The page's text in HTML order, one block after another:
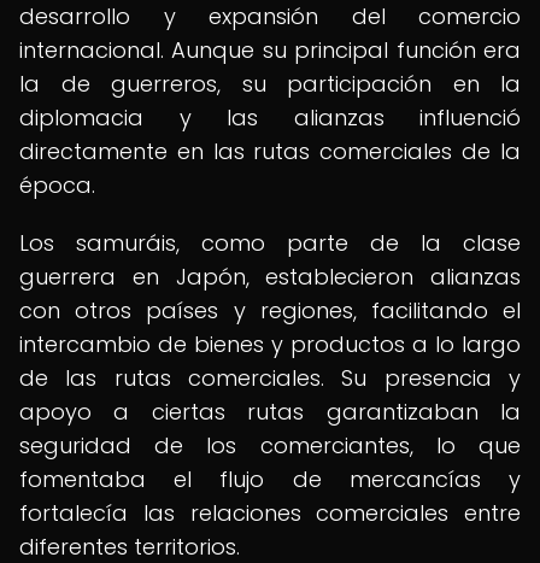
desarrollo y expansión del comercio
internacional. Aunque su principal función era
la de guerreros, su participación en la
diplomacia y las alianzas influenció
directamente en las rutas comerciales de la
época.
Los samuráis, como parte de la clase
guerrera en Japón, establecieron alianzas
con otros países y regiones, facilitando el
intercambio de bienes y productos a lo largo
de las rutas comerciales. Su presencia y
apoyo a ciertas rutas garantizaban la
seguridad de los comerciantes, lo que
fomentaba el flujo de mercancías y
fortalecía las relaciones comerciales entre
diferentes territorios.